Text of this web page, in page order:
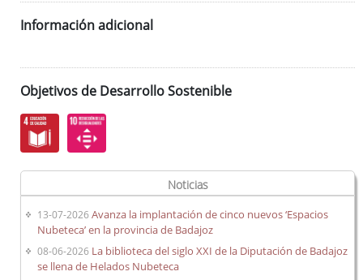
Información adicional
Objetivos de Desarrollo Sostenible
Noticias
13-07-2026 Avanza la implantación de cinco nuevos ‘Espacios
Nubeteca’ en la provincia de Badajoz
08-06-2026 La biblioteca del siglo XXI de la Diputación de Badajoz
se llena de Helados Nubeteca